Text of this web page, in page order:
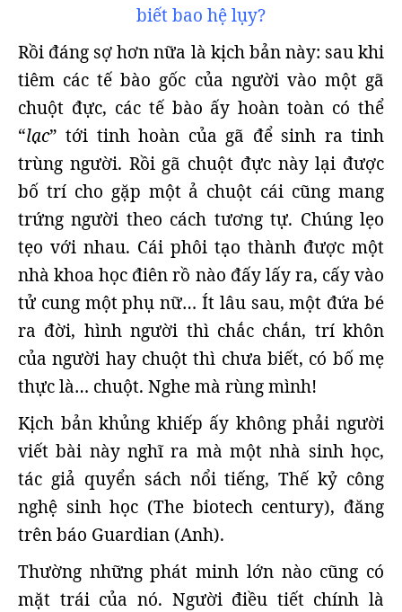
biết bao hệ lụy?
Rồi đáng sợ hơn nữa là kịch bản này: sau khi
tiêm các tế bào gốc của người vào một gã
chuột đực, các tế bào ấy hoàn toàn có thể
“lạc” tới tinh hoàn của gã để sinh ra tinh
trùng người. Rồi gã chuột đực này lại được
bố trí cho gặp một ả chuột cái cũng mang
trứng người theo cách tương tự. Chúng lẹo
tẹo với nhau. Cái phôi tạo thành được một
nhà khoa học điên rồ nào đấy lấy ra, cấy vào
tử cung một phụ nữ… Ít lâu sau, một đứa bé
ra đời, hình người thì chắc chắn, trí khôn
của người hay chuột thì chưa biết, có bố mẹ
thực là… chuột. Nghe mà rùng mình!
Kịch bản khủng khiếp ấy không phải người
viết bài này nghĩ ra mà một nhà sinh học,
tác giả quyển sách nổi tiếng, Thế kỷ công
nghệ sinh học (The biotech century), đăng
trên báo Guardian (Anh).
Thường những phát minh lớn nào cũng có
mặt trái của nó. Người điều tiết chính là